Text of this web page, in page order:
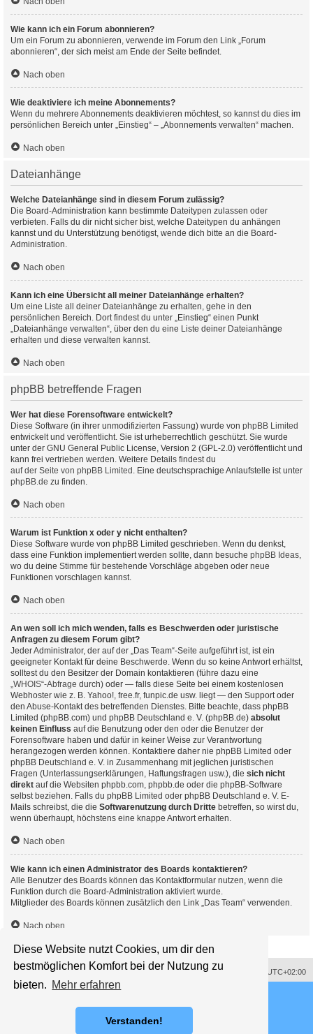
Diese Website nutzt Cookies, um dir den
bestmöglichen Komfort bei der Nutzung zu
bieten. Mehr erfahren
Verstanden!
Wie kann ich ein Forum abonnieren?
Um ein Forum zu abonnieren, verwende im Forum den Link „Forum
abonnieren“, der sich meist am Ende der Seite befindet.
Nach oben
Wie deaktiviere ich meine Abonnements?
Wenn du mehrere Abonnements deaktivieren möchtest, so kannst du dies im
persönlichen Bereich unter „Einstieg“ – „Abonnements verwalten“ machen.
Nach oben
Dateianhänge
Welche Dateianhänge sind in diesem Forum zulässig?
Die Board-Administration kann bestimmte Dateitypen zulassen oder
verbieten. Falls du dir nicht sicher bist, welche Dateitypen du anhängen
kannst und du Unterstützung benötigst, wende dich bitte an die Board-
Administration.
Nach oben
Kann ich eine Übersicht all meiner Dateianhänge erhalten?
Um eine Liste all deiner Dateianhänge zu erhalten, gehe in den
persönlichen Bereich. Dort findest du unter „Einstieg“ einen Punkt
„Dateianhänge verwalten“, über den du eine Liste deiner Dateianhänge
erhalten und diese verwalten kannst.
Nach oben
phpBB betreffende Fragen
Wer hat diese Forensoftware entwickelt?
Diese Software (in ihrer unmodifizierten Fassung) wurde von phpBB Limited
entwickelt und veröffentlicht. Sie ist urheberrechtlich geschützt. Sie wurde
unter der GNU General Public License, Version 2 (GPL-2.0) veröffentlicht und
kann frei vertrieben werden. Weitere Details findest du
auf der Seite von phpBB Limited . Eine deutschsprachige Anlaufstelle ist unter
phpBB.de zu finden.
Nach oben
Warum ist Funktion x oder y nicht enthalten?
Diese Software wurde von phpBB Limited geschrieben. Wenn du denkst,
dass eine Funktion implementiert werden sollte, dann besuche phpBB Ideas,
wo du deine Stimme für bestehende Vorschläge abgeben oder neue
Funktionen vorschlagen kannst.
Nach oben
An wen soll ich mich wenden, falls es Beschwerden oder juristische
Anfragen zu diesem Forum gibt?
Jeder Administrator, der auf der „Das Team“-Seite aufgeführt ist, ist ein
geeigneter Kontakt für deine Beschwerde. Wenn du so keine Antwort erhältst,
solltest du den Besitzer der Domain kontaktieren (führe dazu eine
„WHOIS“-Abfrage durch) oder — falls diese Seite bei einem kostenlosen
Webhoster wie z. B. Yahoo!, free.fr, funpic.de usw. liegt — den Support oder
den Abuse-Kontakt des betreffenden Dienstes. Bitte beachte, dass phpBB
Limited (phpBB.com) und phpBB Deutschland e. V. (phpBB.de) absolut
keinen Einfluss auf die Benutzung oder den oder die Benutzer der
Forensoftware haben und dafür in keiner Weise zur Verantwortung
herangezogen werden können. Kontaktiere daher nie phpBB Limited oder
phpBB Deutschland e. V. in Zusammenhang mit jeglichen juristischen
Fragen (Unterlassungserklärungen, Haftungsfragen usw.), die sich nicht
direkt auf die Websiten phpbb.com, phpbb.de oder die phpBB-Software
selbst beziehen. Falls du phpBB Limited oder phpBB Deutschland e. V. E-
Mails schreibst, die die Softwarenutzung durch Dritte betreffen, so wirst du,
wenn überhaupt, höchstens eine knappe Antwort erhalten.
Nach oben
Wie kann ich einen Administrator des Boards kontaktieren?
Alle Benutzer des Boards können das Kontaktformular nutzen, wenn die
Funktion durch die Board-Administration aktiviert wurde.
Mitglieder des Boards können zusätzlich den Link „Das Team“ verwenden.
Nach oben
Alle Zeiten sind UTC+02:00
Alle Cookies löschen
Impressum
Mazeltof